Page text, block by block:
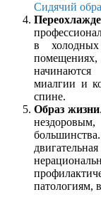
Сидячий
в холодных
помещениях,
начинаются
миалгии и
спине.
Образ жизни
патологиям,